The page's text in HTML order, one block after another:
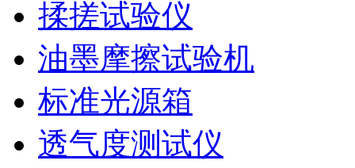
揉搓试验仪
油墨摩擦试验机
标准光源箱
透气度测试仪